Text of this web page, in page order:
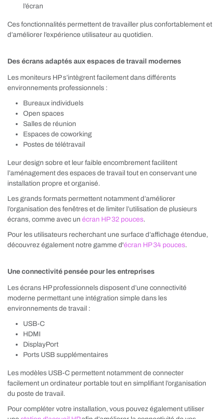
l’écran
Ces fonctionnalités permettent de travailler plus confortablement et
d’améliorer l’expérience utilisateur au quotidien.
Des écrans adaptés aux espaces de travail modernes
Les moniteurs HP s’intègrent facilement dans différents
environnements professionnels :
Bureaux individuels
Open spaces
Salles de réunion
Espaces de coworking
Postes de télétravail
Leur design sobre et leur faible encombrement facilitent
l’aménagement des espaces de travail tout en conservant une
installation propre et organisé.
Les grands formats permettent notamment d’améliorer
l’organisation des fenêtres et de limiter l’utilisation de plusieurs
écrans, comme avec un écran HP 32 pouces.
Pour les utilisateurs recherchant une surface d’affichage étendue,
découvrez également notre gamme d'écran HP 34 pouces.
Une connectivité pensée pour les entreprises
Les écrans HP professionnels disposent d’une connectivité
moderne permettant une intégration simple dans les
environnements de travail :
USB-C
HDMI
DisplayPort
Ports USB supplémentaires
Les modèles USB-C permettent notamment de connecter
facilement un ordinateur portable tout en simplifiant l’organisation
du poste de travail.
Pour compléter votre installation, vous pouvez également utiliser